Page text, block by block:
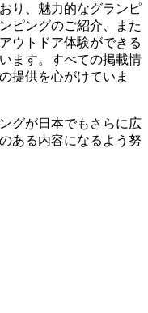
り、魅力的なグランピ
ピングのご紹介、また
ウトドア体験ができる
ます。すべての掲載情
提供を心がけていま
グが日本でもさらに広
ある内容になるよう努